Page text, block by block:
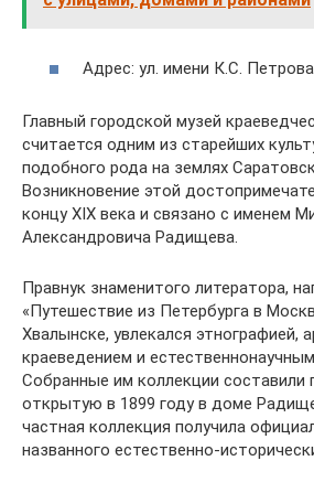
Адрес: ул. имени К.С.
Главный городской музей
считается одним из старейших
подобного рода на землях
Возникновение этой
концу XIX века и связано с именем
Александровича Радищева.
Правнук знаменитого литератора,
«Путешествие из Петербурга в
Хвалынске, увлекался этнографией,
краеведением и
Собранные им коллекции составили
открытую в 1899 году в доме
частная коллекция получила
названного естественно-